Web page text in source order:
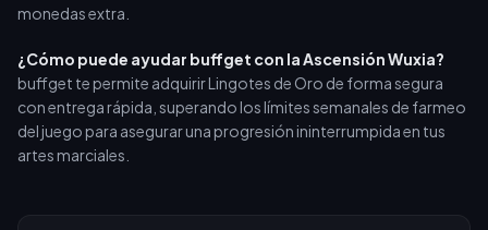
monedas extra.
¿Cómo puede ayudar buffget con la Ascensión Wuxia?
buffget te permite adquirir Lingotes de Oro de forma segura
con entrega rápida, superando los límites semanales de farmeo
del juego para asegurar una progresión ininterrumpida en tus
artes marciales.